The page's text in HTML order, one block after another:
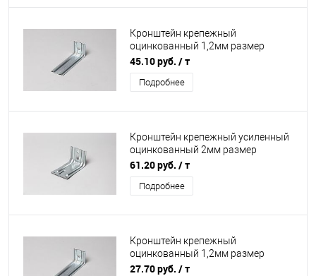
Кронштейн крепежный
оцинкованный 1,2мм размер
50х50х300мм
45.10 руб. / т
Подробнее
Кронштейн крепежный усиленный
оцинкованный 2мм размер
95х80х250мм
61.20 руб. / т
Подробнее
Кронштейн крепежный
оцинкованный 1,2мм размер
50х50х130мм
27.70 руб. / т